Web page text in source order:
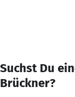
Suchst Du
Brückner?